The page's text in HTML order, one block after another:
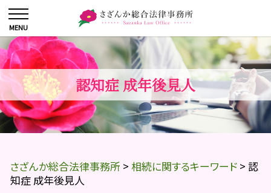
認知症 成年後見人
さざんか総合法律事務所 > 相続に関するキーワード > 認
知症 成年後見人